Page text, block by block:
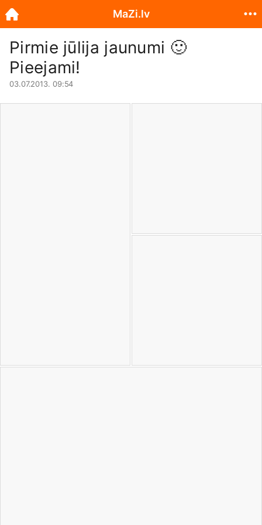
Pirmie jūlija jaunumi 🙂
Pieejami!
03.07.2013. 09:54
MaZi.lv